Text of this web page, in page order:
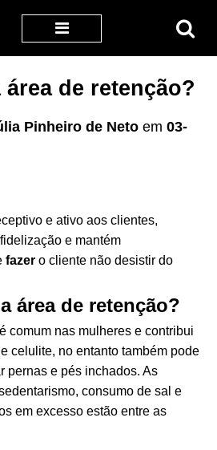
área de retenção?
Pinheiro de Neto em03-
e ativo aos clientes,
fidelização e mantém
fazer o cliente não desistir do
área de retenção?
comum nas mulheres e contribui
celulite, no entanto também pode
pernas e pés inchados. As
consumo de sal e
em excesso estão entre as